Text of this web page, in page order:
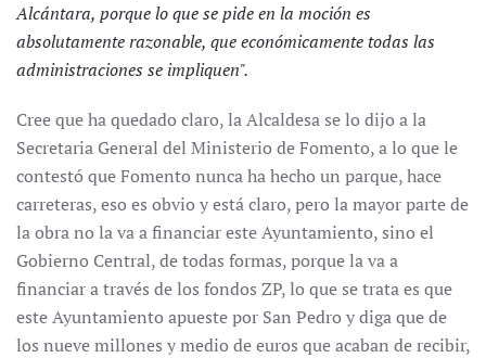
Alcántara, porque lo que se pide en la moción es
absolutamente razonable, que económicamente todas las
administraciones se impliquen".
Cree que ha quedado claro, la Alcaldesa se lo dijo a la
Secretaria General del Ministerio de Fomento, a lo que le
contestó que Fomento nunca ha hecho un parque, hace
carreteras, eso es obvio y está claro, pero la mayor parte de
la obra no la va a financiar este Ayuntamiento, sino el
Gobierno Central, de todas formas, porque la va a
financiar a través de los fondos ZP, lo que se trata es que
este Ayuntamiento apueste por San Pedro y diga que de
los nueve millones y medio de euros que acaban de recibir,